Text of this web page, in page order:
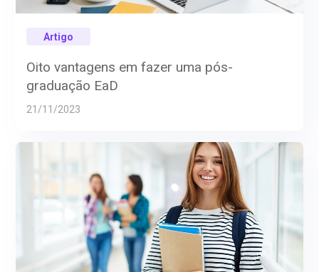
Artigo
Oito vantagens em fazer uma pós-
graduação EaD
21/11/2023